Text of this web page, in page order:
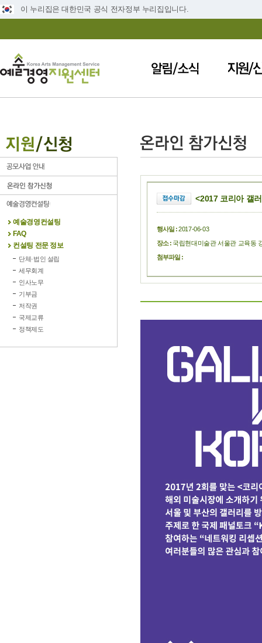
이 누리집은 대한민국 공식 전자정부 누리집입니다.
예술경영컨설팅
FAQ
컨설팅 전문 정보
단체·법인 설립
세무회계
인사노무
기부금
저작권
국제교류
정책제도
<2017 코리아 갤
행사일 :2017-06-03
장소 : 국립현대미술관 서울관 교육동
첨부파일 :